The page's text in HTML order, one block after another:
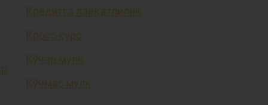
Кредитга лаёқатлилик
Кросс-курс
Кўчар мулк
Кўчмас мулк